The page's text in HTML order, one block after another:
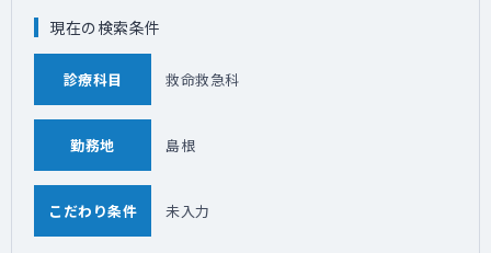
現在の検索条件
診療科目 救命救急科
勤務地 島根
こだわり条件 未入力